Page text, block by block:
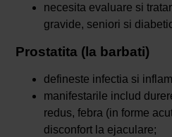
necesita evaluare si
gravide, seniori si
Prostatita (la barbati)
defineste infectia si
manifestarile includ
redus, febra (in forme
disconfort la ejaculare;